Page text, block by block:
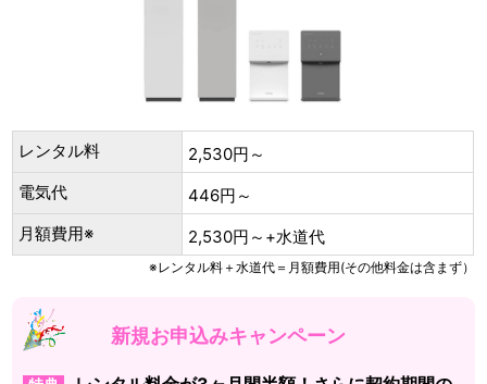
レンタル料
2,530円～
電気代
446円～
月額費用※
2,530円～+水道代
※レンタル料＋水道代＝月額費用(その他料金は含まず）
新規お申込みキャンペーン